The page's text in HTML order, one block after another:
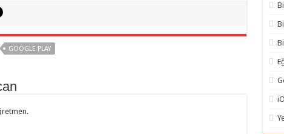
GOOGLE PLAY